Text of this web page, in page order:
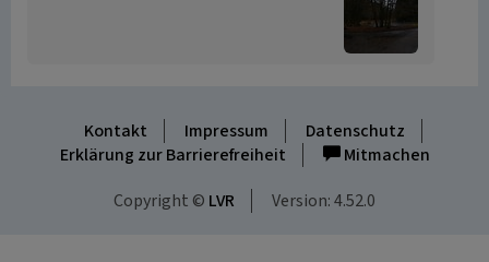
Kontakt Impressum
Datenschutz
Erklärung zur Barrierefreiheit
Mitmachen
Copyright © LVR Version: 4.52.0